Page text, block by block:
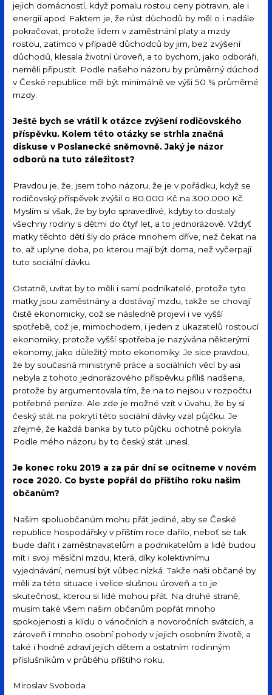
jejich domácností, když pomalu rostou ceny potravin, ale i
energií apod. Faktem je, že růst důchodů by měl o i nadále
pokračovat, protože lidem v zaměstnání platy a mzdy
rostou, zatímco v případě důchodců by jim, bez zvýšení
důchodů, klesala životní úroveň, a to bychom, jako odboráři,
neměli připustit. Podle našeho názoru by průměrný důchod
v České republice měl být minimálně ve výši 50 % průměrné
mzdy.
Ještě bych se vrátil k otázce zvýšení rodičovského
příspěvku. Kolem této otázky se strhla značná
diskuse v Poslanecké sněmovně. Jaký je názor
odborů na tuto záležitost?
Pravdou je, že, jsem toho názoru, že je v pořádku, když se
rodičovský příspěvek zvýšil o 80.000 Kč na 300.000 Kč.
Myslím si však, že by bylo spravedlivé, kdyby to dostaly
všechny rodiny s dětmi do čtyř let, a to jednorázově. Vždyť
matky těchto dětí šly do práce mnohem dříve, než čekat na
to, až uplyne doba, po kterou mají být doma, než vyčerpají
tuto sociální dávku.
Ostatně, uvítat by to měli i sami podnikatelé, protože tyto
matky jsou zaměstnány a dostávají mzdu, takže se chovají
čistě ekonomicky, což se následně projeví i ve vyšší
spotřebě, což je, mimochodem, i jeden z ukazatelů rostoucí
ekonomiky, protože vyšší spotřeba je nazývána některými
ekonomy, jako důležitý moto ekonomiky. Je sice pravdou,
že by současná ministryně práce a sociálních věcí by asi
nebyla z tohoto jednorázového příspěvku příliš nadšena,
protože by argumentovala tím, že na to nejsou v rozpočtu
potřebné peníze. Ale zde je možné vzít v úvahu, že by si
český stát na pokrytí této sociální dávky vzal půjčku. Je
zřejmé, že každá banka by tuto půjčku ochotně pokryla.
Podle mého názoru by to český stát unesl.
Je konec roku 2019 a za pár dní se ocitneme v novém
roce 2020. Co byste popřál do příštího roku našim
občanům?
Našim spoluobčanům mohu přát jediné, aby se České
republice hospodářsky v příštím roce dařilo, neboť se tak
bude dařit i zaměstnavatelům a podnikatelům a lidé budou
mít i svoji měsíční mzdu, která, díky kolektivnímu
vyjednávání, nemusí být vůbec nízká. Takže naši občané by
měli za této situace i velice slušnou úroveň a to je
skutečnost, kterou si lidé mohou přát. Na druhé straně,
musím také všem našim občanům popřát mnoho
spokojenosti a klidu o vánočních a novoročních svátcích, a
zároveň i mnoho osobní pohody v jejich osobním životě, a
také i hodně zdraví jejich dětem a ostatním rodinným
příslušníkům v průběhu příštího roku.
Miroslav Svoboda